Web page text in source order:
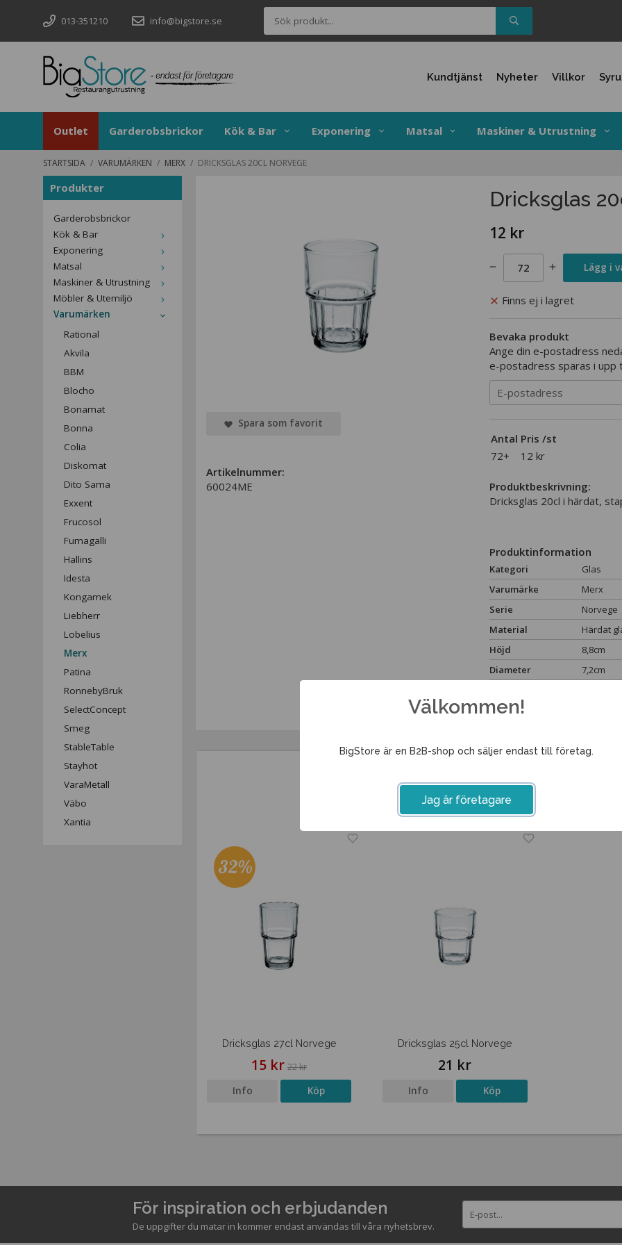
013-351210 info@bigstore.se
Kundtjänst Nyheter Villkor
Outlet Garderobsbrickor Kök & Bar Exponering Matsal Maskiner & Utrustning
STARTSIDA / VARUMÄRKEN / MERX / DRICKSGLAS 20CL NORVEGE
Produkter
Garderobsbrickor
Kök & Bar
Exponering
Matsal
Maskiner & Utrustning
Möbler & Utemiljö
Varumärken
Rational
Akvila
BBM
Blocho
Bonamat
Bonna
Colia
Diskomat
Dito Sama
Exxent
Frucosol
Fumagalli
Hallins
Idesta
Kongamek
Liebherr
Lobelius
Merx
Patina
RonnebyBruk
SelectConcept
Smeg
StableTable
Stayhot
VaraMetall
Väbo
Xantia
Dricksglas
12 kr
Lägg i
Finns ej i lagret
Bevaka produkt
Ange din e-postadress
e-postadress sparas i upp
Antal Pris /st
72+
12 kr
Produktbeskrivning:
Dricksglas 20cl i härdat,
Produktinformation
Kategori
Glas
Varumärke
Merx
Serie
Norvege
Material
Härdat
Höjd
8,8cm
Diameter
7,2cm
Stapelbart glas
Spara som favorit
Artikelnummer:
60024ME
Associerade
Dricksglas 27cl Norvege
32%
15 kr 22 kr
Info Köp
Dricksglas 25cl Norvege
21 kr
Info Köp
För inspiration och erbjudanden
De uppgifter du matar in kommer endast användas till våra nyhetsbrev.
Välkommen!
BigStore är en B2B-shop och säljer endast till företag.
Jag är företagare